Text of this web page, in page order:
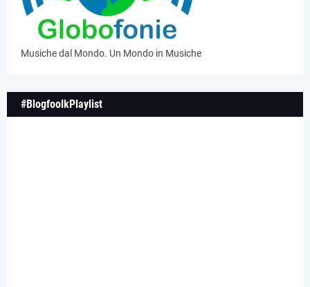
Musiche dal Mondo. Un Mondo in Musiche
#BlogfoolkPlaylist